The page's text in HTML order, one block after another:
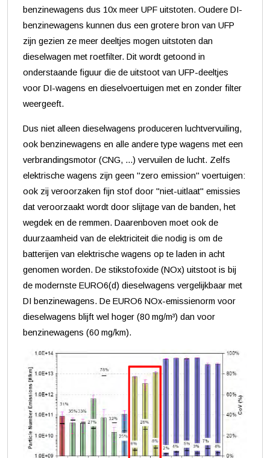
benzinewagens dus 10x meer UPF uitstoten. Oudere DI-
benzinewagens kunnen dus een grotere bron van UFP
zijn gezien ze meer deeltjes mogen uitstoten dan
dieselwagen met roetfilter. Dit wordt getoond in
onderstaande figuur die de uitstoot van UFP-deeltjes
voor DI-wagens en dieselvoertuigen met en zonder filter
weergeeft.
Dus niet alleen dieselwagens produceren luchtvervuiling,
ook benzinewagens en alle andere type wagens met een
verbrandingsmotor (CNG, ...) vervuilen de lucht. Zelfs
elektrische wagens zijn geen "zero emission" voertuigen:
ook zij veroorzaken fijn stof door "niet-uitlaat" emissies
dat veroorzaakt wordt door slijtage van de banden, het
wegdek en de remmen. Daarenboven moet ook de
duurzaamheid van de elektriciteit die nodig is om de
batterijen van elektrische wagens op te laden in acht
genomen worden. De stikstofoxide (NOx) uitstoot is bij
de modernste EURO6(d) dieselwagens vergelijkbaar met
DI benzinewagens. De EURO6 NOx-emissienorm voor
dieselwagens blijft wel hoger (80 mg/m³) dan voor
benzinewagens (60 mg/km).